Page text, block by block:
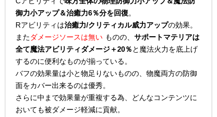
御力小アップ＆治癒力6％分を回復。
Rアビリティは治癒力/クリティカル威力アップの効果。
また ダメージソースは無い ものの、サポートマテリアは
全て魔法アビリティダメージ＋20％と魔法火力を底上げ
するのに便利なものが揃っている。
バフの効果量は小と物足りないものの、物魔両方の防御
面をカバー出来るのは優秀。
さらに中まで効果量が重複する為、どんなコンテンツに
おいても被ダメージ軽減に貢献。